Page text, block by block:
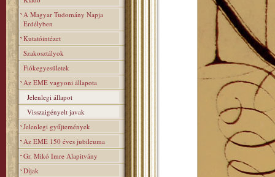
A Magyar Tudomány Napja
Erdélyben
Kutatóintézet
Szakosztályok
Fiókegyesületek
Az EME vagyoni állapota
Jelenlegi állapot
Visszaigényelt javak
Jelenlegi gyűjtemények
Az EME 150 éves jubileuma
Gr. Mikó Imre Alapitvány
Díjak